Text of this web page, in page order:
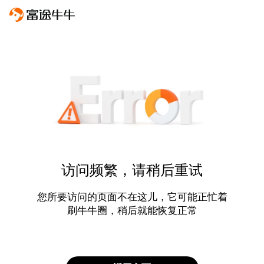
访问频繁，请稍后重试
您所要访问的页面不在这儿，它可能正忙着
刷牛牛圈，稍后就能恢复正常